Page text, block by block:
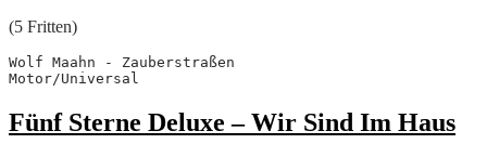
(5 Fritten)
Wolf Maahn - Zauberstraßen
Motor/Universal
Fünf Sterne Deluxe – Wir Sind Im Haus